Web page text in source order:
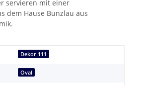
servieren mit einer
dem Hause Bunzlau aus
Dekor 111
Oval